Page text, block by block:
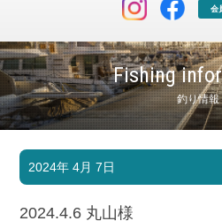
会
Fishing
釣り情報
マリンクラブ
マリンライフを堪能したい！
ボート免許
2024年 4月 7日
2024.4.6 丸山様